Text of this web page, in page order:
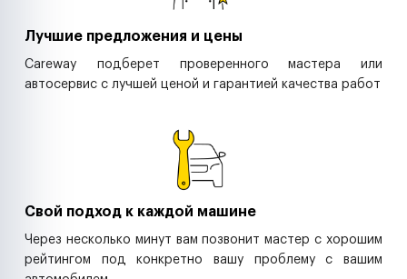
Лучшие предложения и цены
Careway подберет проверенного мастера или
автосервис с лучшей ценой и гарантией качества работ
Свой подход к каждой машине
Через несколько минут вам позвонит мастер с хорошим
рейтингом под конкретно вашу проблему с вашим